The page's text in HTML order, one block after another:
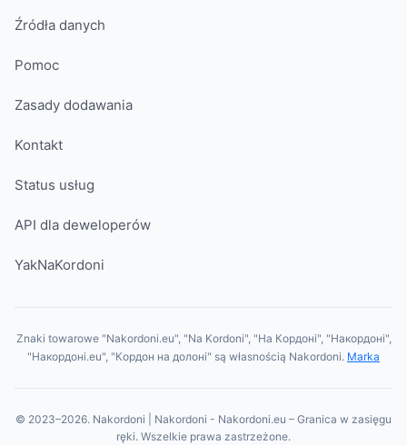
Źródła danych
Pomoc
Zasady dodawania
Kontakt
Status usług
API dla deweloperów
YakNaKordoni
Znaki towarowe "Nakordoni.eu", "Na Kordoni", "На Кордоні", "Накордоні",
"Накордоні.eu", "Кордон на долоні" są własnością Nakordoni. Marka
© 2023–2026. Nakordoni | Nakordoni - Nakordoni.eu – Granica w zasięgu
ręki. Wszelkie prawa zastrzeżone.